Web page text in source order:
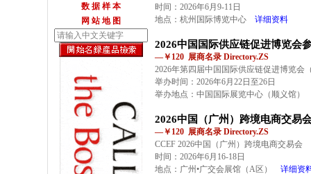
数 据 样 本
网 站 地 图
时间：2026年6月9-11日
地点：杭州国际博览中心
详细资料
2026中国国际供应链促进博览会
—￥120 展商名录 Directory.ZS
2026年第四届中国国际供应链促进博览会
举办时间：2026年6月22日至26日
举办地点：中国国际展览中心（顺义馆）
2026中国（广州）跨境电商交易
—￥120 展商名录 Directory.ZS
CCEF 2026中国（广州）跨境电商交易会
时间：2026年6月16-18日
地点：广州•广交会展馆（A区）
详细资